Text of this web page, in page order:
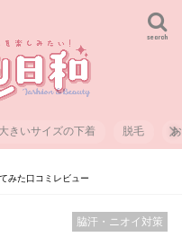
search
大きいサイズの下着 脱毛
みた口コミレビュー
脇汗・ニオイ対策